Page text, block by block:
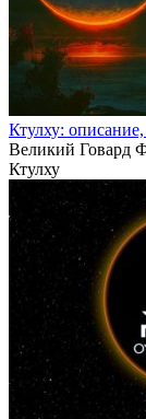
Ктулху:
Великий Говард
Ктулху